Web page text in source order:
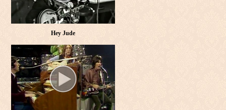
Hey Jude